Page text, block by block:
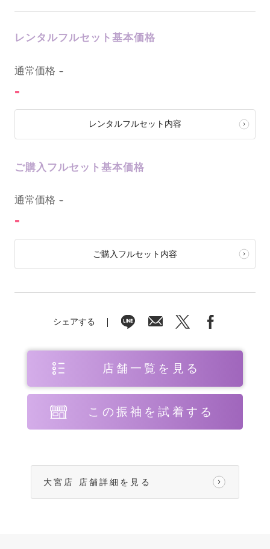
レンタルフルセット基本価格
通常価格 -
-
レンタルフルセット内容
ご購入フルセット基本価格
通常価格 -
-
ご購入フルセット内容
シェアする
店舗一覧を見る
この振袖を試着する
大宮店 店舗詳細を見る